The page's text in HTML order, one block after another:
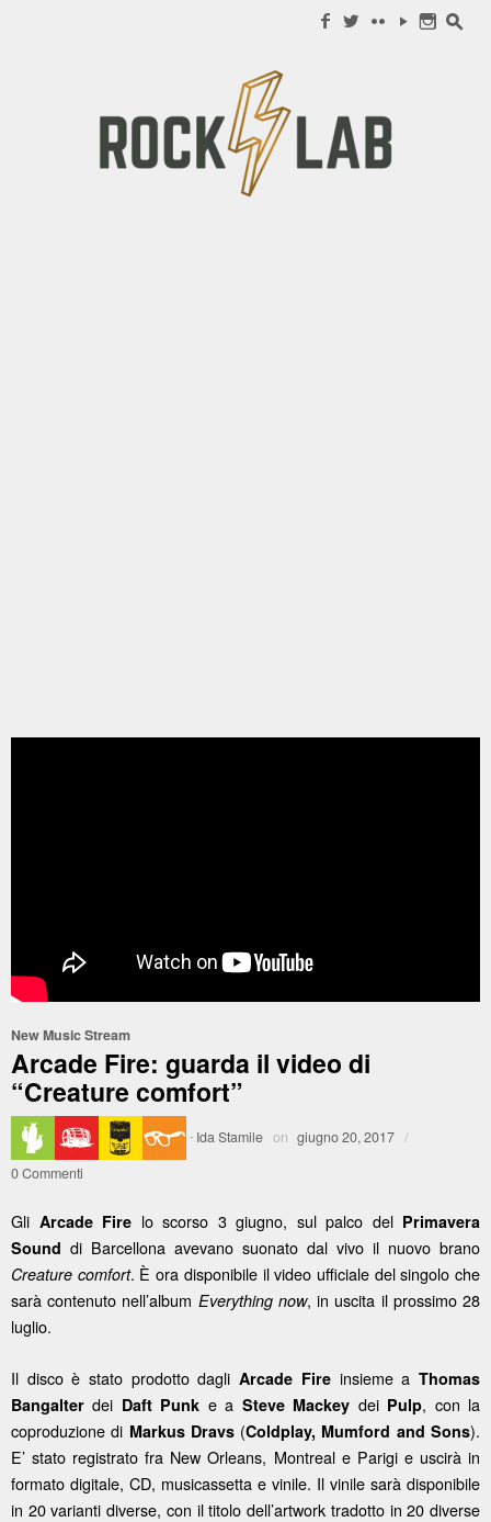
f w c y n s
New Music Stream
Arcade Fire: guarda il video di
“Creature comfort”
· Ida Stamile on giugno 20, 2017 /
0 Commenti
Gli Arcade Fire lo scorso 3 giugno, sul palco del Primavera
Sound di Barcellona avevano suonato dal vivo il nuovo brano
Creature comfort. È ora disponibile il video ufficiale del singolo che
sarà contenuto nell’album Everything now, in uscita il prossimo 28
luglio.
Il disco è stato prodotto dagliArcade Fireinsieme aThomas
Bangalter dei Daft Punk e a Steve Mackey dei Pulp, con la
coproduzione di Markus Dravs(Coldplay, Mumford and Sons).
E’ stato registrato fra New Orleans, Montreal e Parigi e uscirà in
formato digitale, CD, musicassetta e vinile. Il vinile sarà disponibile
in 20 varianti diverse, con il titolo dell’artwork tradotto in 20 diverse